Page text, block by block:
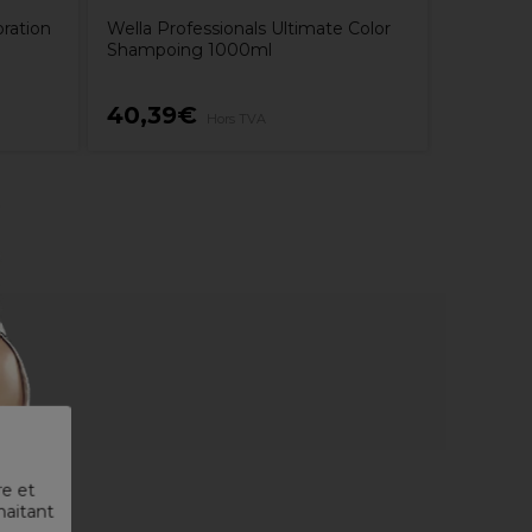
et
Wella Professionals Ultimate Color
Shampoing 1000ml
40,39€